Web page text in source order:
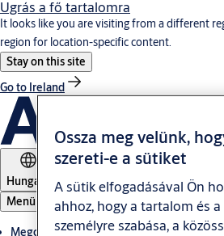
Ugrás a fő tartalomra
It looks like you are visiting from a different
region for location-specific content.
Stay on this site
Go to Ireland
Hungary
Menü
Megoldás
Ossza meg velünk,
szereti-e a sütiket
A sütik elfogadásával Ön
ahhoz, hogy a tartalom és
személyre szabása, a